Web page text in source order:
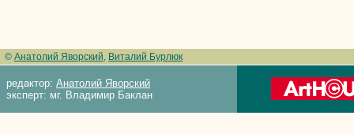
© Анатолий Яворский, Виталий Бурлюк
редактор: Анатолий Яворский
эксперт: мг. Владимир Баклан